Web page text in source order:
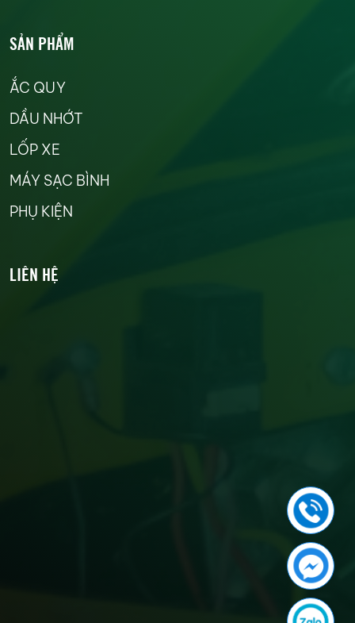
SẢN PHẨM
ẮC QUY
DẦU NHỚT
LỐP XE
MÁY SẠC BÌNH
PHỤ KIỆN
LIÊN HỆ